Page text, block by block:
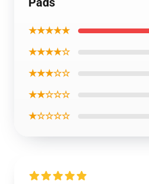
★★★★★
★★★★☆
★★★☆☆
★★☆☆☆
★☆☆☆☆